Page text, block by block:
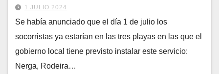
1 JULIO 2024
Se había anunciado que el día 1 de julio los
socorristas ya estarían en las tres playas en las que el
gobierno local tiene previsto instalar este servicio:
Nerga, Rodeira…